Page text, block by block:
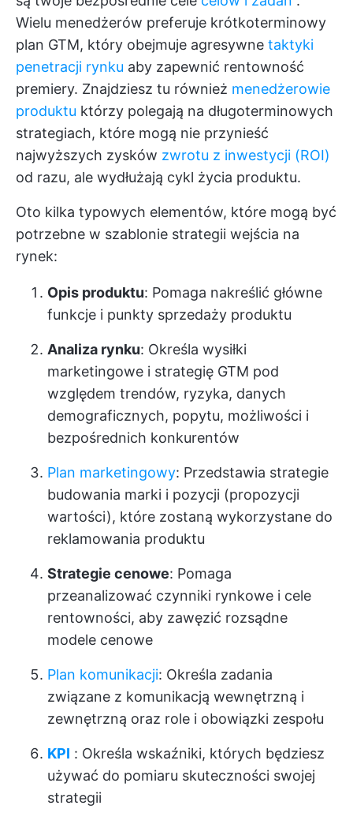
Wielu menedżerów preferuje krótkoterminowy
plan GTM, który obejmuje agresywne taktyki
penetracji rynku aby zapewnić rentowność
premiery. Znajdziesz tu również menedżerowie
produktu którzy polegają na długoterminowych
strategiach, które mogą nie przynieść
najwyższych zysków zwrotu z inwestycji (ROI)
od razu, ale wydłużają cykl życia produktu.
Oto kilka typowych elementów, które mogą być
potrzebne w szablonie strategii wejścia na
rynek:
Opis produktu: Pomaga nakreślić główne
funkcje i punkty sprzedaży produktu
Analiza rynku: Określa wysiłki
marketingowe i strategię GTM pod
względem trendów, ryzyka, danych
demograficznych, popytu, możliwości i
bezpośrednich konkurentów
Plan marketingowy: Przedstawia strategie
budowania marki i pozycji (propozycji
wartości), które zostaną wykorzystane do
reklamowania produktu
Strategie cenowe: Pomaga
przeanalizować czynniki rynkowe i cele
rentowności, aby zawęzić rozsądne
modele cenowe
Plan komunikacji: Określa zadania
związane z komunikacją wewnętrzną i
zewnętrzną oraz role i obowiązki zespołu
KPI : Określa wskaźniki, których będziesz
używać do pomiaru skuteczności swojej
strategii